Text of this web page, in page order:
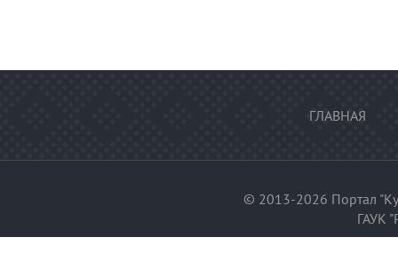
ГЛАВНАЯ
© 2013-2026 Портал
ГАУК